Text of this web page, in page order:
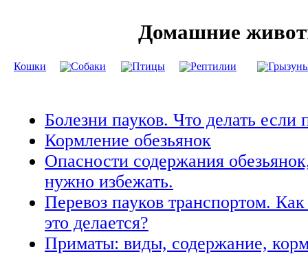
Домашние
Кошки Собаки Птицы Рептилии
Болезни пауков. Что делать если
Кормление обезьянок
Опасности содержания
нужно избежать.
Перевоз пауков транспортом.
это делается?
Приматы: виды, содержание,